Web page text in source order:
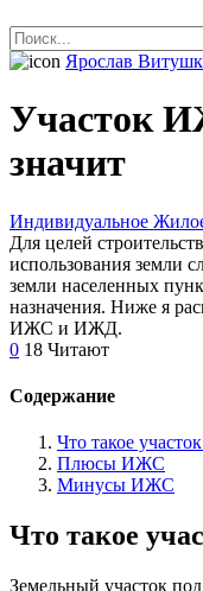
Ярослав
Участок
значит
Индивидуальное
Для целей
использования земли
земли населенных
назначения. Ниже я
ИЖС и ИЖД.
0 18 Читают
Содержание
Что такое
Плюсы ИЖС
Минусы ИЖС
Что такое
Земельный участок